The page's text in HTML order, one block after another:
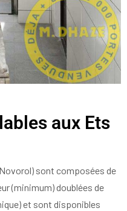
aux Ets
sont composées de
(minimum) doublées de
et sont disponibles